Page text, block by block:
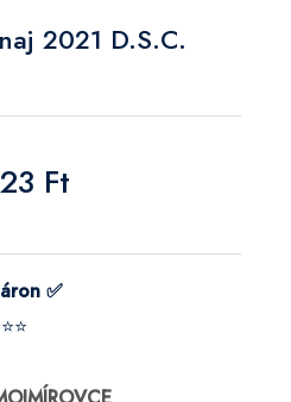
2021 D.S.C.
Ft
✅